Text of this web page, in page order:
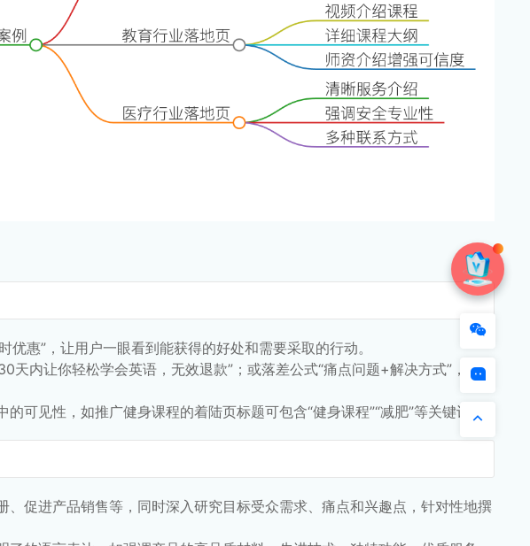
惠”，让用户一眼看到能获得的好处和需要采取的行动。
天内让你轻松学会英语，无效退款”；或落差公式“痛点问题+解决方式”，如
可见性，如推广健身课程的着陆页标题可包含“健身课程”“减肥”等关键词。
、促进产品销售等，同时深入研究目标受众需求、痛点和兴趣点，针对性地撰